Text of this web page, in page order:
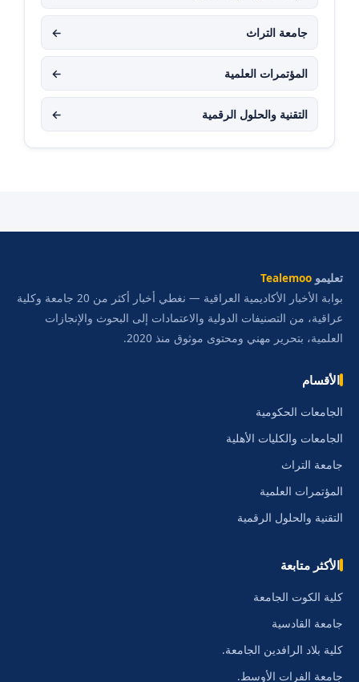
جامعة التراث ←
المؤتمرات العلمية ←
التقنية والحلول الرقمية ←
تعليمو Tealemoo
بوابة الأخبار الأكاديمية العراقية — نغطي أخبار أكثر من 20 جامعة وكلية
عراقية، من التصنيفات الدولية والاعتمادات إلى البحوث والإنجازات
العلمية، بتحرير مهني ومحتوى موثوق منذ 2020.
الأقسام
الجامعات الحكومية
الجامعات والكليات الأهلية
جامعة التراث
المؤتمرات العلمية
التقنية والحلول الرقمية
الأكثر متابعة
كلية الكوت الجامعة
جامعة القادسية
كلية بلاد الرافدين الجامعة.
جامعة الفرات الأوسط.